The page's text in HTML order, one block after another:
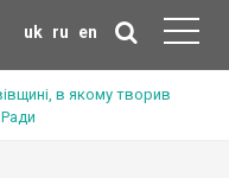
uk ru en
в якому творив